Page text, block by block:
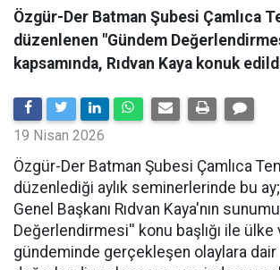
Özgür-Der Batman Şubesi Çamlıca
düzenlenen "Gündem
kapsamında, Rıdvan Kaya konuk
19 Nisan 2026
​Özgür-Der Batman Şubesi Çamlıca
düzenlediği aylık seminerlerinde bu
Genel Başkanı Rıdvan Kaya'nın
Değerlendirmesi'' konu başlığı ile ülke
gündeminde gerçekleşen olaylara dair